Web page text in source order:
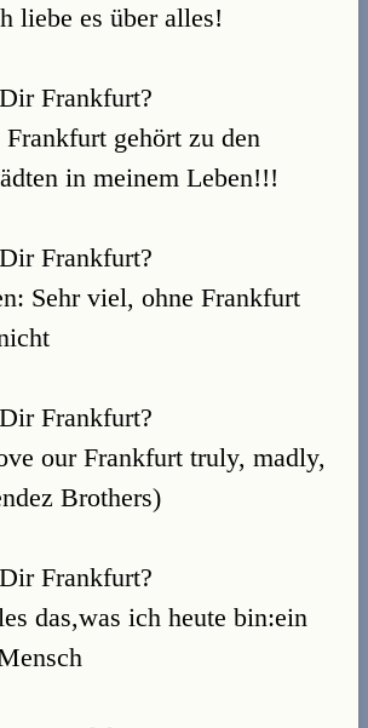
liebe es über alles!
Frankfurt?
gehört zu den
in meinem Leben!!!
Frankfurt?
Sehr viel, ohne Frankfurt
Frankfurt?
our Frankfurt truly, madly,
Brothers)
Frankfurt?
das,was ich heute bin:ein